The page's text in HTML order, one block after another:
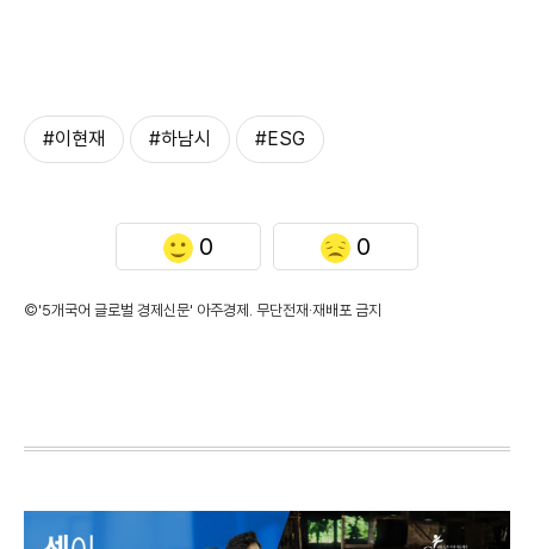
#이현재 #하남시 #ESG
0 0
©'5개국어 글로벌 경제신문' 아주경제. 무단전재·재배포 금지